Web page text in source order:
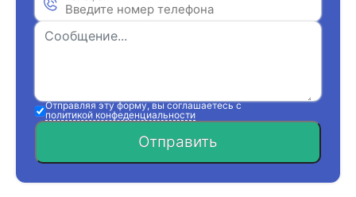
Отправляя эту форму, вы соглашаетесь с
политикой конфеденциальности
Отправить